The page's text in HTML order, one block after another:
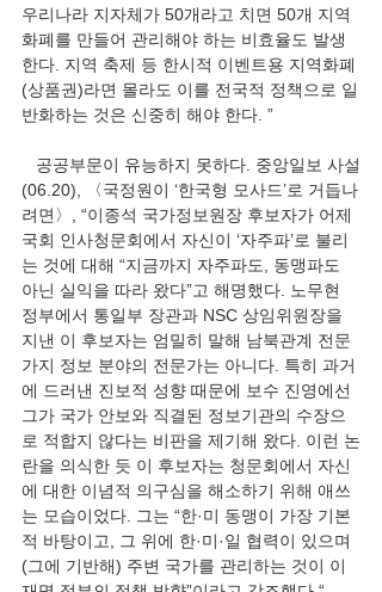
우리나라 지자체가 50개라고 치면 50개 지역
화폐를 만들어 관리해야 하는 비효율도 발생
한다. 지역 축제 등 한시적 이벤트용 지역화폐
(상품권)라면 몰라도 이를 전국적 정책으로 일
반화하는 것은 신중히 해야 한다. ”
공공부문이 유능하지 못하다. 중앙일보 사설
(06.20), 〈국정원이 ‘한국형 모사드’로 거듭나
려면〉, “이종석 국가정보원장 후보자가 어제
국회 인사청문회에서 자신이 ‘자주파’로 불리
는 것에 대해 “지금까지 자주파도, 동맹파도
아닌 실익을 따라 왔다”고 해명했다. 노무현
정부에서 통일부 장관과 NSC 상임위원장을
지낸 이 후보자는 엄밀히 말해 남북관계 전문
가지 정보 분야의 전문가는 아니다. 특히 과거
에 드러낸 진보적 성향 때문에 보수 진영에선
그가 국가 안보와 직결된 정보기관의 수장으
로 적합지 않다는 비판을 제기해 왔다. 이런 논
란을 의식한 듯 이 후보자는 청문회에서 자신
에 대한 이념적 의구심을 해소하기 위해 애쓰
는 모습이었다. 그는 “한·미 동맹이 가장 기본
적 바탕이고, 그 위에 한·미·일 협력이 있으며
(그에 기반해) 주변 국가를 관리하는 것이 이